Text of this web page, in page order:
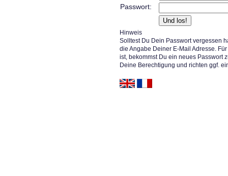
Passwort:
Hinweis
Solltest Du Dein Passwort vergessen
die Angabe Deiner E-Mail Adresse.
ist, bekommst Du ein neues Passwort
Deine Berechtigung und richten ggf.